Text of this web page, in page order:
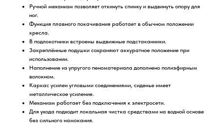
Ручной механизм позволяет откинуть спинку и выдвинуть опору для
ног.
Функция плавного покачивания работает в обычном положении
кресла.
В подлокотники встроены выдвижные подстаканники.
Закреплённые подушки сохраняют аккуратное положение при
использовании.
Наполнение из упругого пеноматериала дополнено полиэфирным
волокном.
Каркас усилен угловыми соединениями, сиденье имеет
металлическое усиление.
Механизм работает без подключения к электросети.
Для ухода подходит локальная чистка средствами на водной основе
без сильного намокания.